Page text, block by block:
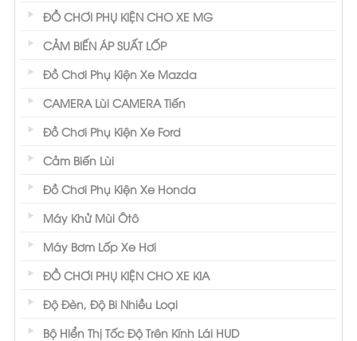
ĐỒ CHƠI PHỤ KIỆN CHO XE MG
CẢM BIẾN ÁP SUẤT LỐP
Đồ Chơi Phụ Kiện Xe Mazda
CAMERA Lùi CAMERA Tiến
Đồ Chơi Phụ Kiện Xe Ford
Cảm Biến Lùi
Đồ Chơi Phụ Kiện Xe Honda
Máy Khử Mùi Ôtô
Máy Bơm Lốp Xe Hơi
ĐỒ CHƠI PHỤ KIỆN CHO XE KIA
Độ Đèn, Độ Bi Nhiều Loại
Bộ Hiển Thị Tốc Độ Trên Kính Lái HUD